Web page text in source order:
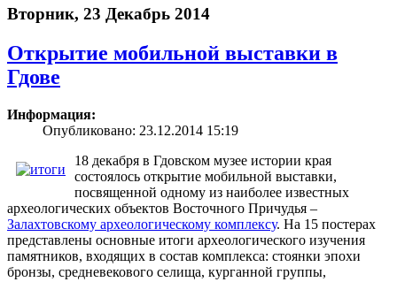
Вторник, 23 Декабрь 2014
Открытие мобильной выставки в
Гдове
Информация:
Опубликовано: 23.12.2014 15:19
18 декабря в Гдовском музее истории края
состоялось открытие мобильной выставки,
посвященной одному из наиболее известных
археологических объектов Восточного Причудья –
Залахтовскому археологическому комплексу. На 15 постерах
представлены основные итоги археологического изучения
памятников, входящих в состав комплекса: стоянки эпохи
бронзы, средневекового селища, курганной группы,